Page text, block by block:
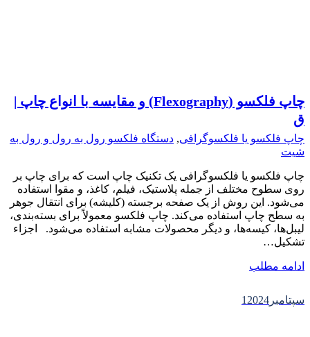
چاپ فلکسو (Flexography) و مقایسه با انواع چاپ |
ق
چاپ فلکسو یا فلکسوگرافی, دستگاه فلکسو رول به رول و رول به
شیت
چاپ فلکسو یا فلکسوگرافی یک تکنیک چاپ است که برای چاپ بر
روی سطوح مختلف از جمله پلاستیک، فیلم، کاغذ، و مقوا استفاده
می‌شود. این روش از یک صفحه برجسته (کلیشه) برای انتقال جوهر
به سطح چاپ استفاده می‌کند. چاپ فلکسو معمولاً برای بسته‌بندی،
لیبل‌ها، کیسه‌ها، و دیگر محصولات مشابه استفاده می‌شود. اجزاء
تشکیل…
ادامه مطلب
سپتامبر 1 2024